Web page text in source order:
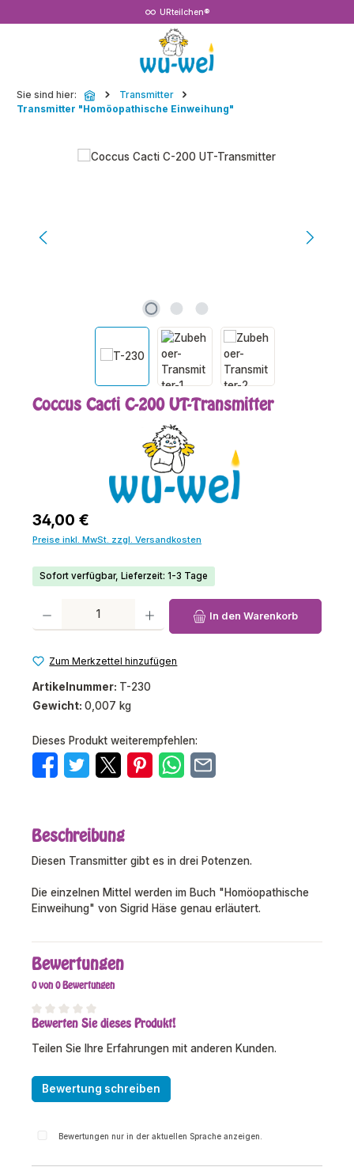
URteilchen®
Sie sind hier:
Transmitter
Transmitter "Homöopathische Einweihung"
Bildergalerie überspringen
Coccus Cacti C-200 UT-Transmitter
Regulärer Preis:
34,00 €
Preise inkl. MwSt. zzgl. Versandkosten
Sofort verfügbar, Lieferzeit: 1-3 Tage
Produkt Anzahl: Gib den gewünschten Wert ein oder benutze die
In den Warenkorb
Zum Merkzettel hinzufügen
Artikelnummer: T-230
Gewicht: 0,007 kg
Dieses Produkt weiterempfehlen:
Beschreibung
Diesen Transmitter gibt es in drei Potenzen.
Die einzelnen Mittel werden im Buch "Homöopathische
Einweihung" von Sigrid Häse genau erläutert.
Bewertungen
0 von 0 Bewertungen
Durchschnittliche Bewertung von 0 von 5 Sternen
Bewerten Sie dieses Produkt!
Teilen Sie Ihre Erfahrungen mit anderen Kunden.
Bewertung schreiben
Bewertungen nur in der aktuellen Sprache anzeigen.